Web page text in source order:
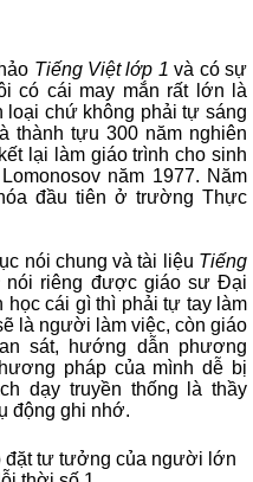
Tiếng Việt lớp 1và có sự
có cái may mắn rất lớn là
loại chứ không phải tự sáng
thành tựu 300 năm nghiên
lại làm giáo trình cho sinh
năm 1977. Năm
đầu tiên ở trường Thực
nói chung và tài liệu Tiếng
nói riêng được giáo sư Đại
học cái gì thì phải tự tay làm
là người làm việc, còn giáo
sát, hướng dẫn phương
pháp của mình dễ bị
dạy truyền thống là thầy
động ghi nhớ.